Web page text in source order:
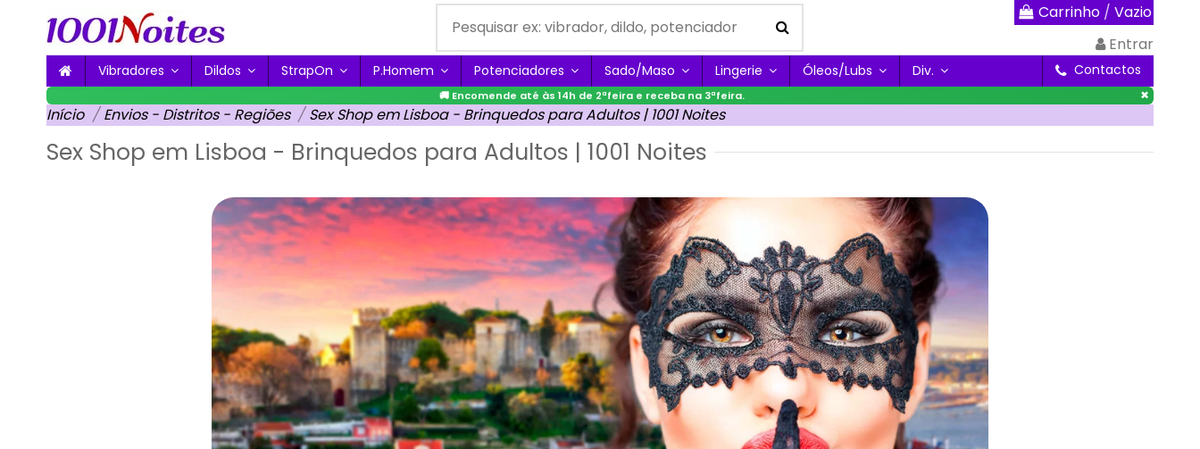
Carrinho / Vazio
Entrar
Vibradores Dildos StrapOn P.Homem Potenciadores Sado/Maso Lingerie Óleos/Lubs Div. Contactos
🚚 Encomende até às 14h de 2ªfeira e receba na 3ªfeira.
×
Início
Envios - Distritos - Regiões Sex Shop em Lisboa - Brinquedos para Adultos | 1001 Noites
Sex Shop em Lisboa - Brinquedos para Adultos | 1001 Noites